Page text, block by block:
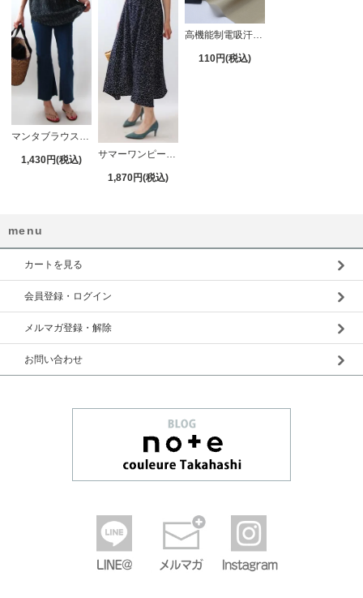
マンタブラウス【775】
1,430円(税込) サマーワンピース【714】
1,870円(税込)
110円(税込)
menu
カートを見る
会員登録・ログイン
メルマガ登録・解除
お問い合わせ